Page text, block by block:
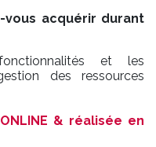
acquérir durant
et les
des ressources
& réalisée en